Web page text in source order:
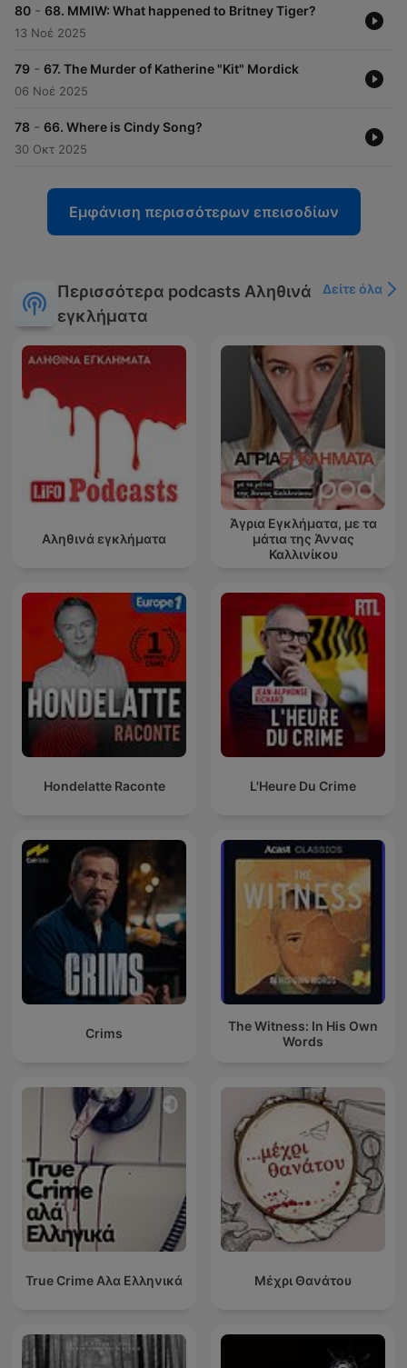
80 - 68. MMIW: What happened to Britney Tiger?
13 Νοέ 2025
79 - 67. The Murder of Katherine "Kit" Mordick
06 Νοέ 2025
78 - 66. Where is Cindy Song?
30 Οκτ 2025
Εμφάνιση περισσότερων επεισοδίων
Περισσότερα podcasts Αληθινά
εγκλήματα
Δείτε όλα
Αληθινά εγκλήματα
Άγρια Εγκλήματα, με τα
μάτια της Άννας
Καλλινίκου
Hondelatte Raconte L'Heure Du Crime
Crims
The Witness: In His Own
Words
True Crime Αλα Ελληνικά Μέχρι Θανάτου